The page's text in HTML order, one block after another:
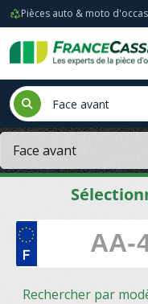
Pièces auto & moto
Rechercher